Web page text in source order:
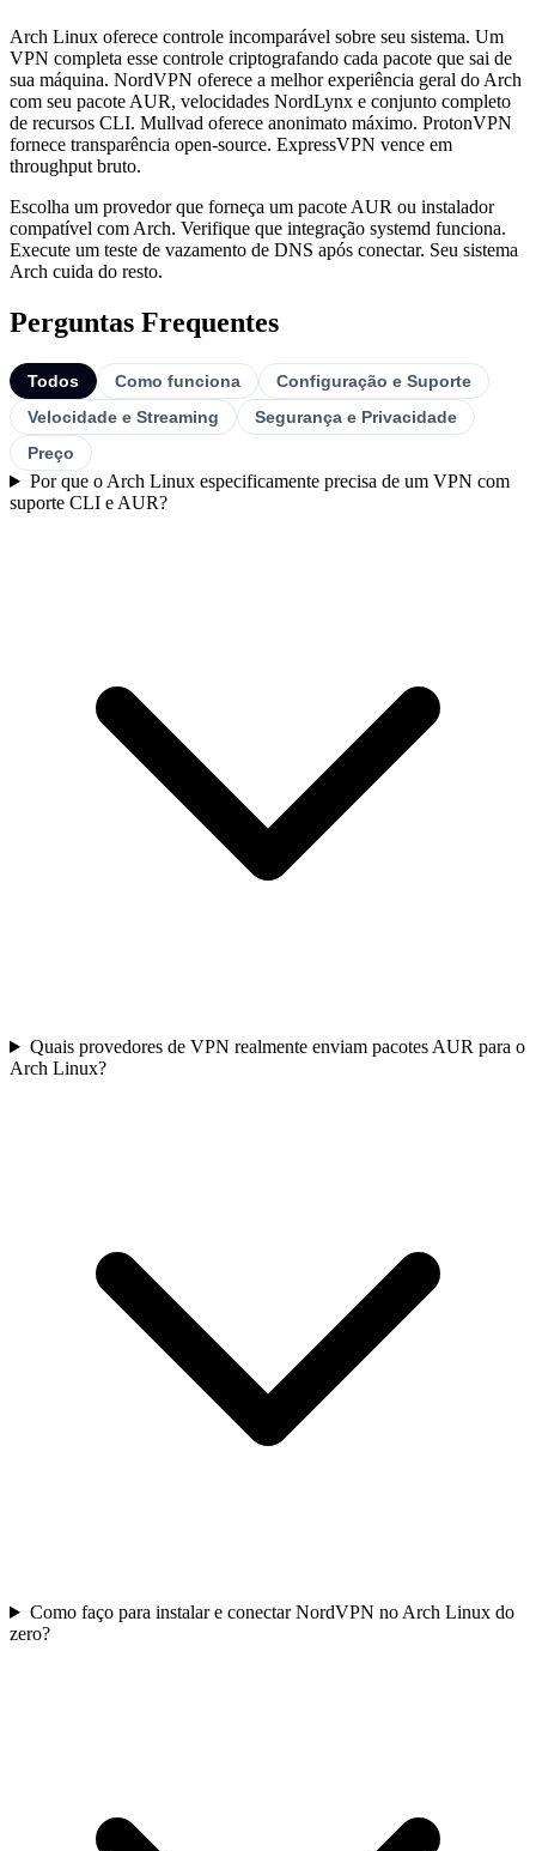
Arch Linux oferece controle incomparável sobre seu sistema. Um
VPN completa esse controle criptografando cada pacote que sai de
sua máquina. NordVPN oferece a melhor experiência geral do Arch
com seu pacote AUR, velocidades NordLynx e conjunto completo
de recursos CLI. Mullvad oferece anonimato máximo. ProtonVPN
fornece transparência open-source. ExpressVPN vence em
throughput bruto.
Escolha um provedor que forneça um pacote AUR ou instalador
compatível com Arch. Verifique que integração systemd funciona.
Execute um teste de vazamento de DNS após conectar. Seu sistema
Arch cuida do resto.
Perguntas Frequentes
Todos Como funciona
Configuração e Suporte
Velocidade e Streaming
Segurança e Privacidade
Preço
Por que o Arch Linux especificamente precisa de um VPN com
suporte CLI e AUR?
Quais provedores de VPN realmente enviam pacotes AUR para o
Arch Linux?
Como faço para instalar e conectar NordVPN no Arch Linux do
zero?